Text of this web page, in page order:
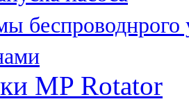
MP Rotator